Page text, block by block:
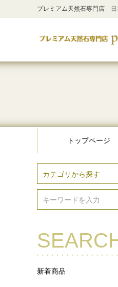
プレミアム天然石専門店
トップページ
新着商品